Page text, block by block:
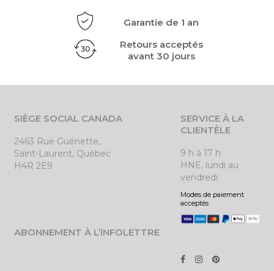
Garantie de 1 an
Retours acceptés
avant 30 jours
SIÈGE SOCIAL CANADA
2463 Rue Guénette,
Saint-Laurent, Québec
H4R 2E9
SERVICE À LA
CLIENTÈLE
9 h à 17 h
HNE, lundi au
vendredi
Modes de paiement
acceptés
ABONNEMENT À L’INFOLETTRE